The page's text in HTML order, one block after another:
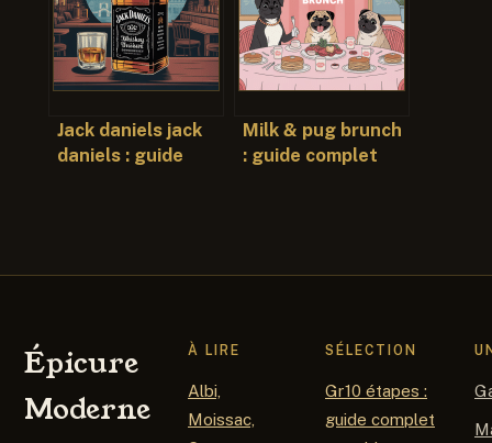
réussir
Jack daniels jack
daniels : guide
Milk & pug brunch
: guide complet
Épicure
Moderne
À LIRE
Albi,
Moissac,
SÉLECTION
Gr10 étapes :
guide complet